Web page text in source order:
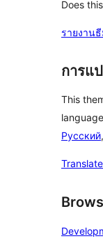
Does
รายงาน
การแ
This
Русский,